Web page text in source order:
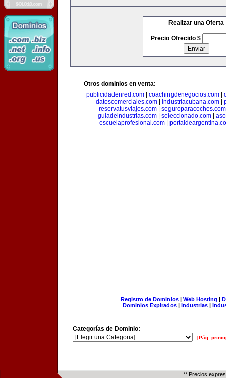
Realizar una Oferta
Precio Ofrecido $
Otros dominios en venta:
publicidadenred.com| coachingdenegocios.com|
datoscomerciales.com| industriacubana.com|
reservatusviajes.com| seguroparacoches.com
guiadeindustrias.com
seleccionado.com
escuelaprofesional.com
Registro de Dominios| Web Hosting |
Dominios Expirados | Industrias |
Categorías de Dominio:
[Pág.
** Precios